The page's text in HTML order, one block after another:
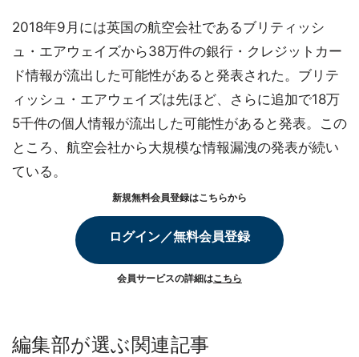
2018年9月には英国の航空会社であるブリティッシ
ュ・エアウェイズから38万件の銀行・クレジットカー
ド情報が流出した可能性があると発表された。ブリテ
ィッシュ・エアウェイズは先ほど、さらに追加で18万
5千件の個人情報が流出した可能性があると発表。この
ところ、航空会社から大規模な情報漏洩の発表が続い
ている。
新規無料会員登録はこちらから
ログイン／無料会員登録
会員サービスの詳細はこちら
編集部が選ぶ関連記事